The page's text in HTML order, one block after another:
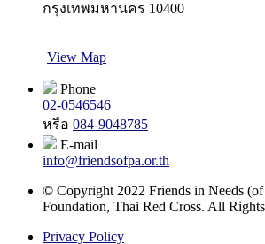
กรุงเทพมหานคร 10400
View Map
Phone
02-0546546
หรือ 084-9048785
E-mail
info@friendsofpa.or.th
© Copyright 2022 Friends in Needs
Foundation, Thai Red Cross. All
Privacy Policy